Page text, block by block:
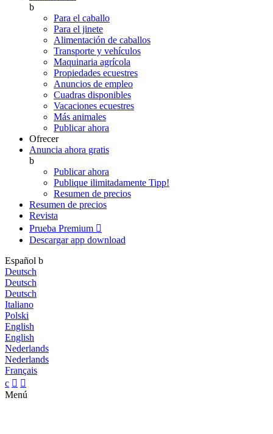
b
Para el caballo
Para el jinete
Alimentación de caballos
Transporte y vehículos
Maquinaria agrícola
Propiedades ecuestres
Anuncios de empleo
Cuadras disponibles
Vacaciones ecuestres
Más animales
Publicar ahora
Ofrecer
Anuncia ahora gratis
b
Publicar ahora
Publique ilimitadamente Tipp!
Resumen de precios
Resumen de precios
Revista
Prueba Premium 
Descargar app download
Español b
Deutsch
Deutsch
Deutsch
Italiano
Polski
English
English
Nederlands
Nederlands
Français
c  
Menú